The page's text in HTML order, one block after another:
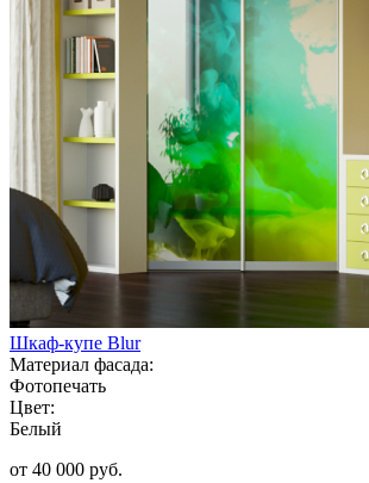
Шкаф-купе Blur
Материал фасада:
Фотопечать
Цвет:
Белый
от 40 000 руб.